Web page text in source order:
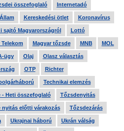
összefoglaló Internetadó
Kereskedési ötlet Koronavírus
sajtó Magyarországról Lottó
Telekom Magyar tőzsde MNB MOL
ügy Olaj Olasz választás
OTP Richter
Technikai elemzés
- Heti összefoglaló Tőzsdenyitás
nyitás előtti várakozás Tőzsdezárás
Ukrajnai háború Ukrán válság